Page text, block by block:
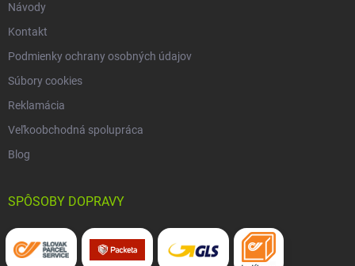
Návody
Kontakt
Podmienky ochrany osobných údajov
Súbory cookies
Reklamácia
Veľkoobchodná spolupráca
Blog
SPÔSOBY DOPRAVY